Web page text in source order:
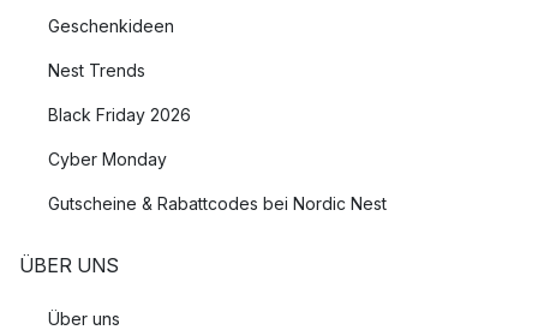
Geschenkideen
Nest Trends
Black Friday 2026
Cyber Monday
Gutscheine & Rabattcodes bei Nordic Nest
ÜBER UNS
Über uns